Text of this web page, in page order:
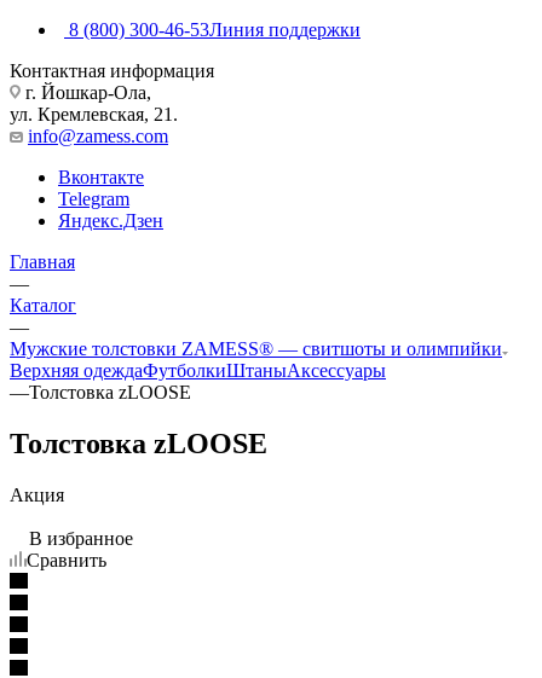
8 (800) 300-46-53Линия поддержки
Контактная информация
г. Йошкар-Ола,
ул. Кремлевская, 21.
info@zamess.com
Вконтакте
Telegram
Яндекс.Дзен
Главная
—
Каталог
—
Мужские толстовки ZAMESS® — свитшоты и олимпийки
Верхняя одеждаФутболкиШтаныАксессуары
—Толстовка zLOOSE
Толстовка zLOOSE
Акция
В избранное
Сравнить